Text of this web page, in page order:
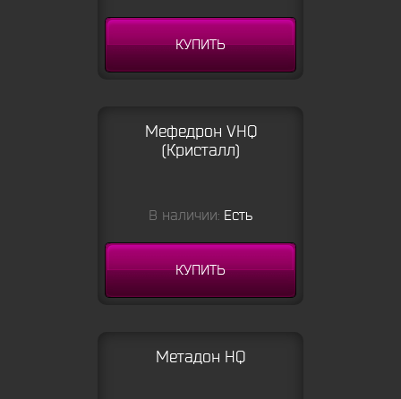
КУПИТЬ
Мефедрон VHQ
(Кристалл)
В наличии: Есть
КУПИТЬ
Метадон HQ